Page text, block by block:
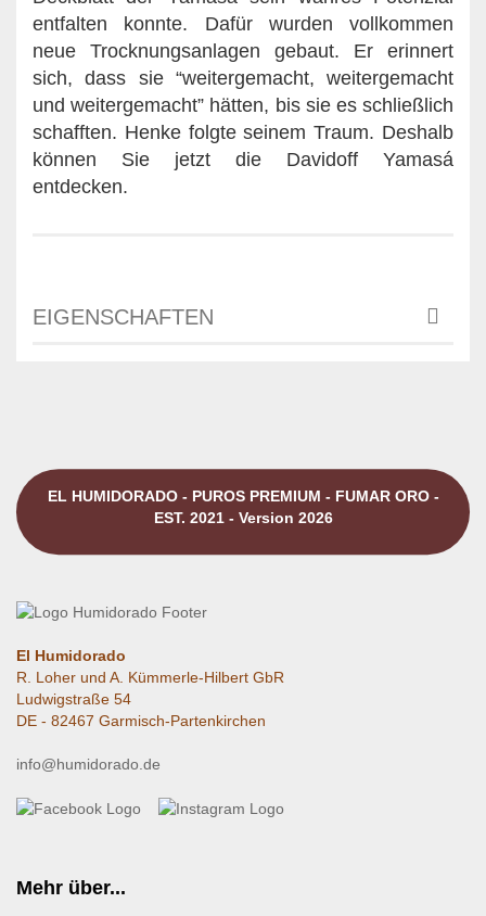
entfalten konnte. Dafür wurden vollkommen
neue Trocknungsanlagen gebaut. Er erinnert
sich, dass sie “weitergemacht, weitergemacht
und weitergemacht” hätten, bis sie es schließlich
schafften. Henke folgte seinem Traum. Deshalb
können Sie jetzt die Davidoff Yamasá
entdecken.
EIGENSCHAFTEN
EL HUMIDORADO - PUROS PREMIUM - FUMAR ORO -
EST. 2021 - Version 2026
El Humidorado
R. Loher und A. Kümmerle-Hilbert GbR
Ludwigstraße 54
DE - 82467 Garmisch-Partenkirchen
info@humidorado.de
Mehr über...